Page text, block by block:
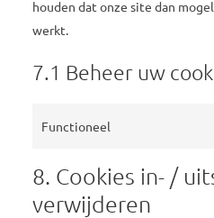
houden dat onze site dan
werkt.
7.1 Beheer uw
Functioneel
8. Cookies in- /
verwijderen